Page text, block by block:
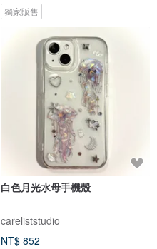
獨家販售
白色月光水母手機殼
careliststudio
NT$ 852